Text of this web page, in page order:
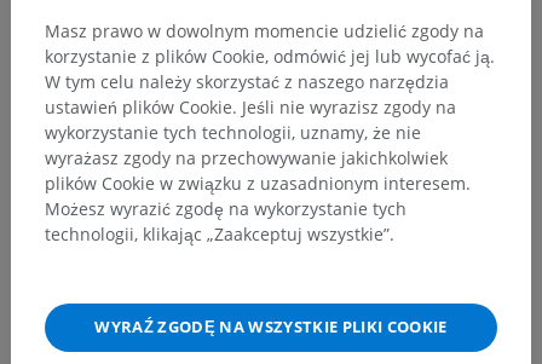
Masz prawo w dowolnym momencie udzielić zgody na
korzystanie z plików Cookie, odmówić jej lub wycofać ją.
W tym celu należy skorzystać z naszego narzędzia
ustawień plików Cookie. Jeśli nie wyrazisz zgody na
wykorzystanie tych technologii, uznamy, że nie
wyrażasz zgody na przechowywanie jakichkolwiek
plików Cookie w związku z uzasadnionym interesem.
Możesz wyrazić zgodę na wykorzystanie tych
technologii, klikając „Zaakceptuj wszystkie”.
WYRAŹ ZGODĘ NA WSZYSTKIE PLIKI COOKIE